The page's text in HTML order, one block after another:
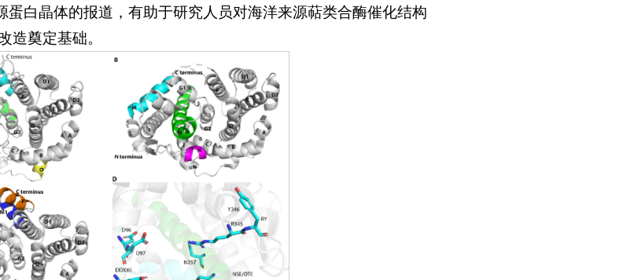
白晶体的报道，有助于研究人员对海洋来源萜类合酶催化结构
造奠定基础。